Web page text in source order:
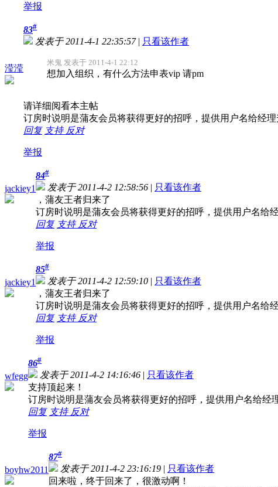
举报
滢滢
83#
发表于 2011-4-1 22:35:57 | 只看该作者
米鬼 发表于 2011-4-1 22:12
想加入组织，有什么方法申表vip 请pm
请详细阅看本主帖
订房时说明是蒲友会员将获得更好的招呼，提供用户名给经
回复 支持 反对
举报
jackiey1
84#
发表于 2011-4-2 12:58:56 | 只看该作者
，蒲友王者归来了
订房时说明是蒲友会员将获得更好的招呼，提供用户名给
回复 支持 反对
举报
jackiey1
85#
发表于 2011-4-2 12:59:10 | 只看该作者
，蒲友王者归来了
订房时说明是蒲友会员将获得更好的招呼，提供用户名给
回复 支持 反对
举报
wfegg
86#
发表于 2011-4-2 14:16:46 | 只看该作者
支持顶起来！
订房时说明是蒲友会员将获得更好的招呼，提供用户名给经
回复 支持 反对
举报
boyhw2011
87#
发表于 2011-4-2 23:16:19 | 只看该作者
回来啦，终于回来了，很激动啊！